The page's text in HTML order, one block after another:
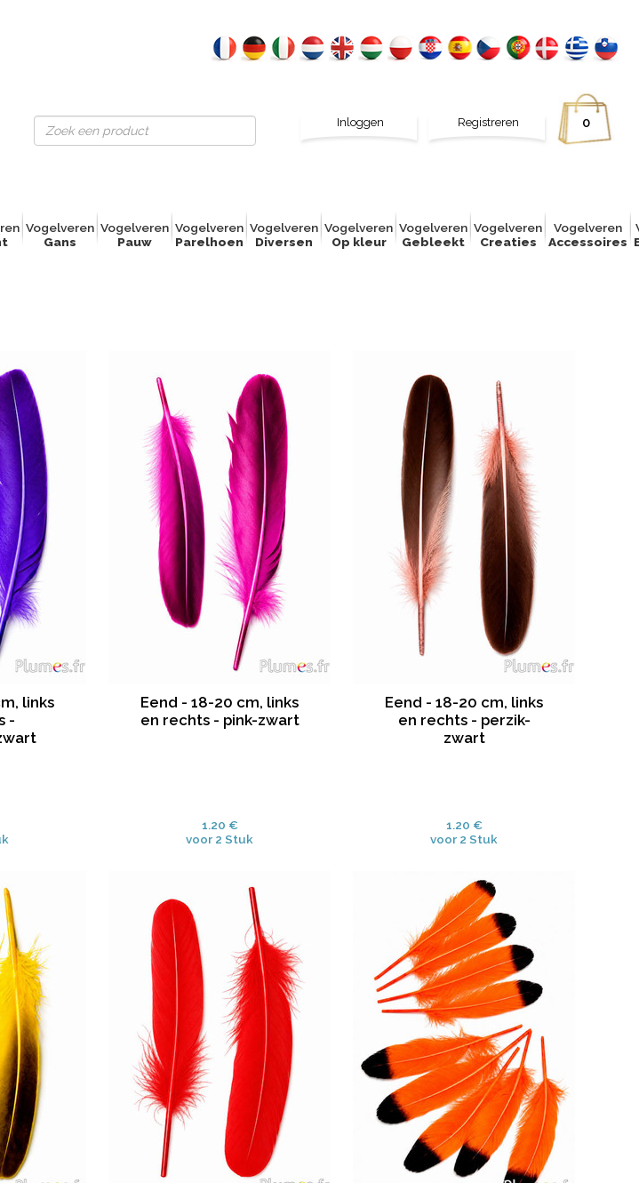
0
Inloggen Registreren
en Vogelveren
Gans
Vogelveren
Pauw
Vogelveren
Parelhoen
Vogelveren
Diversen
Vogelveren
Op kleur
Vogelveren
Gebleekt
Vogelveren
Creaties
Vogelveren
Accessoires
links
-
Eend - 18-20 cm, links
en rechts - pink-zwart
1.20 €
voor 2 Stuk
Eend - 18-20 cm, links
en rechts - perzik-
zwart
1.20 €
voor 2 Stuk